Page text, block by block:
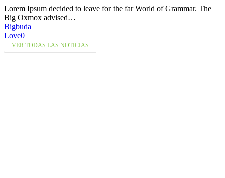
Lorem Ipsum decided to leave for the far World of Grammar. The
Big Oxmox advised…
Bigbuda
Love0
VER TODAS LAS NOTICIAS